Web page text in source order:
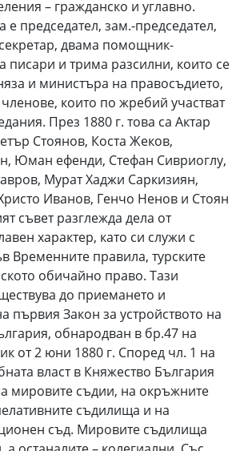
– гражданско и углавно.
е председател, зам.-председател,
двама помощник-
писари и трима разсилни, които се
и министъра на правосъдието,
които по жребий участват
През 1880 г. това са Актар
Стоянов, Коста Жеков,
Юман ефенди, Стефан Сивриоглу,
Мурат Хаджи Саркизиян,
Иванов, Генчо Ненов и Стоян
съвет разглежда дела от
характер, като си служи с
Временните правила, турските
обичайно право. Тази
до приемането и
първия Закон за устройството на
обнародван в бр.47 на
от 2 юни 1880 г. Според чл. 1 на
власт в Княжество България
мировите съдии, на окръжните
съдилища и на
съд. Мировите съдилища